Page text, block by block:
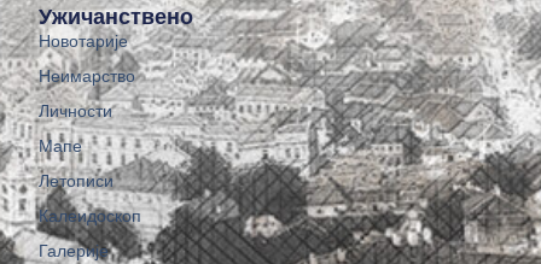
Ужичанствено
Новотарије
Неимарство
Личности
Мапе
Летописи
Калеидоскоп
Галерије